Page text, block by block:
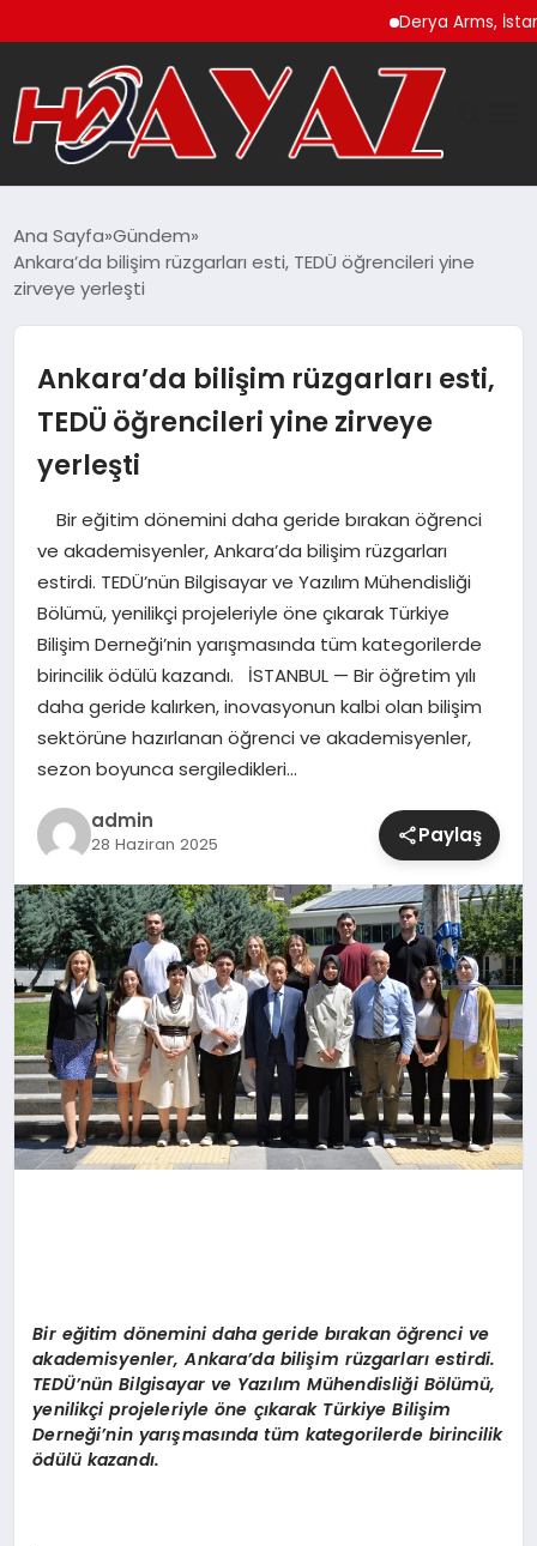
Derya Arms, İstanbul
EKONOMI
MAGAZIN
SAĞLIK
SIYASET
SPOR
TEKNOLOJI
YAŞAM
Ana Sayfa Gündem
Ankara’da bilişim rüzgarları esti, TEDÜ öğrencileri yine
zirveye yerleşti
Ankara’da bilişim rüzgarları esti,
TEDÜ öğrencileri yine zirveye
yerleşti
Bir eğitim dönemini daha geride bırakan öğrenci
ve akademisyenler, Ankara’da bilişim rüzgarları
estirdi. TEDÜ’nün Bilgisayar ve Yazılım Mühendisliği
Bölümü, yenilikçi projeleriyle öne çıkarak Türkiye
Bilişim Derneği’nin yarışmasında tüm kategorilerde
birincilik ödülü kazandı. İSTANBUL — Bir öğretim yılı
daha geride kalırken, inovasyonun kalbi olan bilişim
sektörüne hazırlanan öğrenci ve akademisyenler,
sezon boyunca sergiledikleri…
admin
28 Haziran 2025 Paylaş
Bir eğitim dönemini daha geride bırakan öğrenci ve
akademisyenler, Ankara’da bilişim rüzgarları estirdi.
TEDÜ’nün Bilgisayar ve Yazılım Mühendisliği Bölümü,
yenilikçi projeleriyle öne çıkarak Türkiye Bilişim
Derneği’nin yarışmasında tüm kategorilerde birincilik
ödülü kazandı.